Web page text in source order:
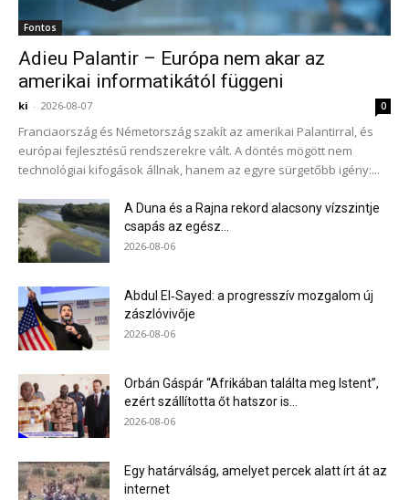
95-ös benzin: 598 Ft/liter
Gázolaj: 618 Ft/liter
391,77
2026. július 22. szerda
Azoknak, akik most ébredeznek, üdvözlöm a hírt,
miszerint Spanyolország – egy ország, amelyet Donald
Trump „reménytelennek” és „vesztesnek” nevezett –
hosszabbításban 1-0-ra legyőzte Argentínát, és
megnyerte a világbajnokságot.
EUR361,31USD316,01
141.595,33 0,44 %
2026. július 20. hétfő
Döntött a bíróság Franciaországban: a
szélsőjobboldal vezetője részt vehet jövőre az
elnökválasztási kampányban, de csak úgy, ha
Fontos
Adieu Palantir – Európa nem akar az
amerikai informatikától függeni
ki - 2026-08-07 0
Franciaország és Németország szakít az amerikai Palantirral, és
európai fejlesztésű rendszerekre vált. A döntés mögött nem
technológiai kifogások állnak, hanem az egyre sürgetőbb igény:...
A Duna és a Rajna rekord alacsony vízszintje
csapás az egész...
2026-08-06
Abdul El‑Sayed: a progresszív mozgalom új
zászlóvivője
2026-08-06
Orbán Gáspár “Afrikában találta meg Istent”,
ezért szállította őt hatszor is...
2026-08-06
Egy határválság, amelyet percek alatt írt át az
internet